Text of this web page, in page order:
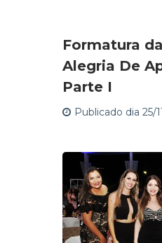
Formatura
Alegria De
Parte I
Publicado dia 25/